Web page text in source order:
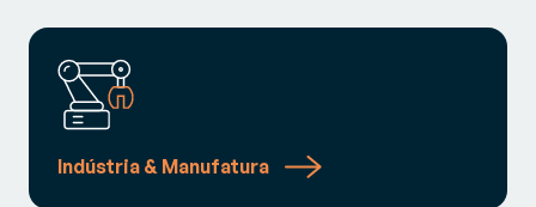
Indústria & Manufatura